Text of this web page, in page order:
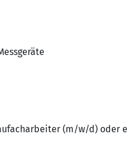
(m/w/d) oder